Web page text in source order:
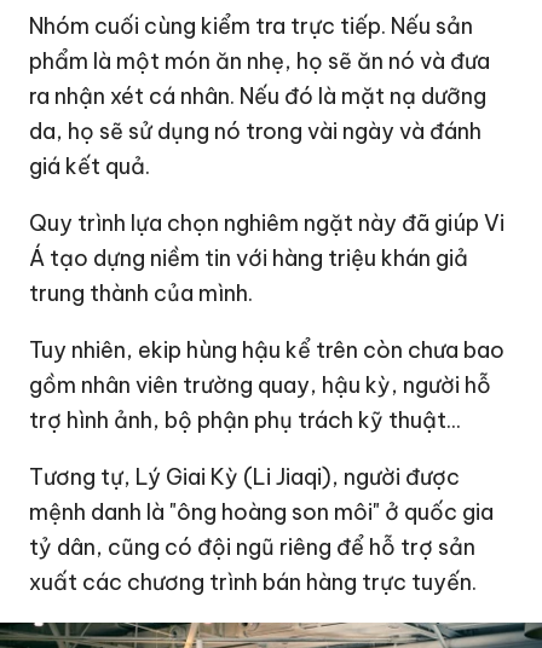
Nhóm cuối cùng kiểm tra trực tiếp. Nếu sản
phẩm là một món ăn nhẹ, họ sẽ ăn nó và đưa
ra nhận xét cá nhân. Nếu đó là mặt nạ dưỡng
da, họ sẽ sử dụng nó trong vài ngày và đánh
giá kết quả.
Quy trình lựa chọn nghiêm ngặt này đã giúp Vi
Á tạo dựng niềm tin với hàng triệu khán giả
trung thành của mình.
Tuy nhiên, ekip hùng hậu kể trên còn chưa bao
gồm nhân viên trường quay, hậu kỳ, người hỗ
trợ hình ảnh, bộ phận phụ trách kỹ thuật...
Tương tự, Lý Giai Kỳ (Li Jiaqi), người được
mệnh danh là "ông hoàng son môi" ở quốc gia
tỷ dân, cũng có đội ngũ riêng để hỗ trợ sản
xuất các chương trình bán hàng trực tuyến.